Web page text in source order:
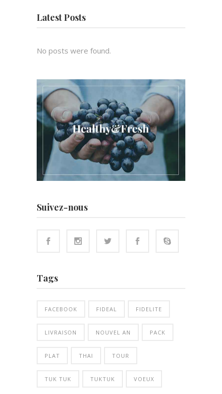
Latest Posts
No posts were found.
Suivez-nous
Tags
FACEBOOK FIDEAL FIDELITE
LIVRAISON NOUVEL AN PACK
PLAT THAI TOUR
TUK TUK TUKTUK VOEUX